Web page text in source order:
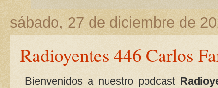
sábado, 27 de diciembre de
Radioyentes 446 Carlos
Bienvenidos a nuestro podcast